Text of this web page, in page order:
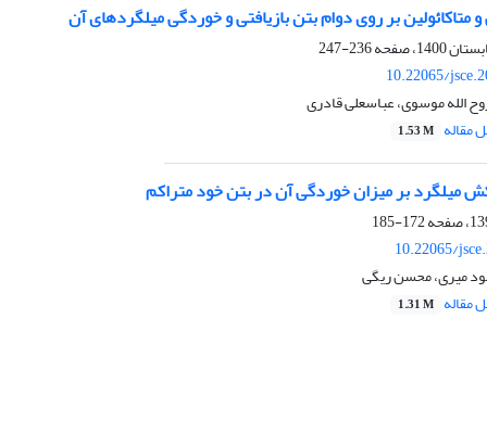
متاکائولین بر روی دوام بتن بازیافتی و خوردگی میلگردهای آن
236-247
10.22065/
الله موسوی، عباسعلی قادری
مقاله 1.53 M
میلگرد بر میزان خوردگی آن در بتن خود متراکم
172-185
10.22065/
میری، محسن ریگی
مقاله 1.31 M